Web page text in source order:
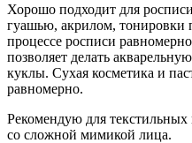
Хорошо подходит для
гуашью, акрилом, тонировки
процессе росписи
позволяет делать
куклы. Сухая косметика и
равномерно.
Рекомендую для
со сложной мимикой лица.